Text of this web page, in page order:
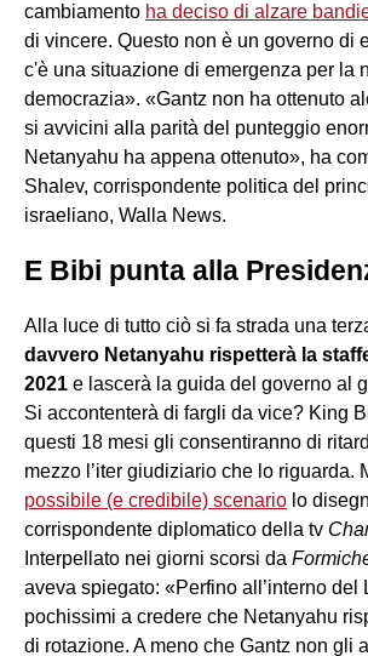
cambiamento ha deciso di alzare
di vincere. Questo non è un governo di
c'è una situazione di emergenza per la
democrazia». «Gantz non ha ottenuto
si avvicini alla parità del punteggio
Netanyahu ha appena ottenuto», ha
Shalev, corrispondente politica del
israeliano, Walla News.
E Bibi punta alla
Alla luce di tutto ciò si fa strada una
davvero Netanyahu rispetterà la
2021 e lascerà la guida del governo al
Si accontenterà di fargli da vice? King
questi 18 mesi gli consentiranno di
mezzo l’iter giudiziario che lo riguarda.
possibile (e credibile) scenario lo
corrispondente diplomatico della tv
Interpellato nei giorni scorsi da
aveva spiegato: «Perfino all’interno del
pochissimi a credere che Netanyahu
di rotazione. A meno che Gantz non gli